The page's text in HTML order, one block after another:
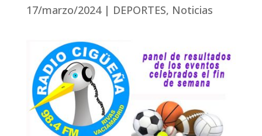
17/marzo/2024| DEPORTES, Noticias